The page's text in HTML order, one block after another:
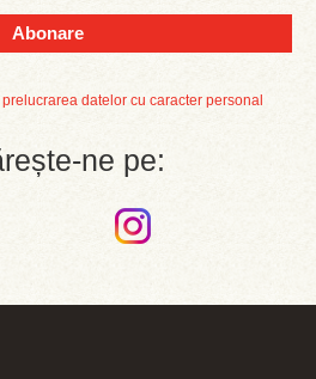
Abonare
datelor cu caracter personal
ne pe: